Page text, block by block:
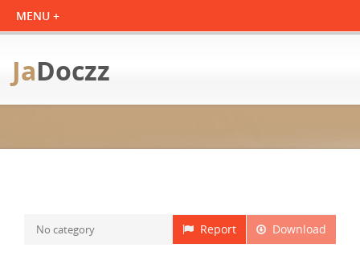
JaDoczz
Download
Report
No category